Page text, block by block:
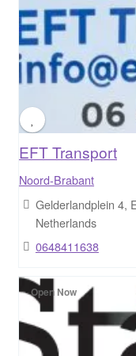
EFT Transport
Noord-Brabant
Gelderlandplein 4,
Netherlands
0648411638
Open Now